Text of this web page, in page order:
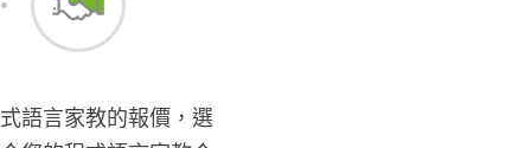
語言家教的報價，選